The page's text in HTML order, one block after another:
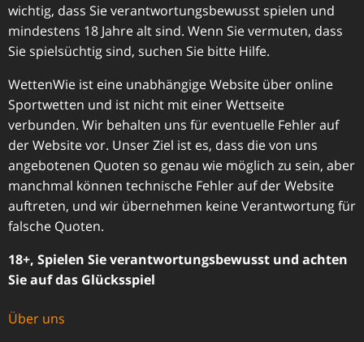
wichtig, dass Sie verantwortungsbewusst spielen und
mindestens 18 Jahre alt sind. Wenn Sie vermuten, dass
Sie spielsüchtig sind, suchen Sie bitte Hilfe.
WettenWie ist eine unabhängige Website über online
Sportwetten und ist nicht mit einer Wettseite
verbunden. Wir behalten uns für eventuelle Fehler auf
der Website vor. Unser Ziel ist es, dass die von uns
angebotenen Quoten so genau wie möglich zu sein, aber
manchmal können technische Fehler auf der Website
auftreten, und wir übernehmen keine Verantwortung für
falsche Quoten.
18+, Spielen Sie verantwortungsbewusst und achten
Sie auf das Glücksspiel
Über uns